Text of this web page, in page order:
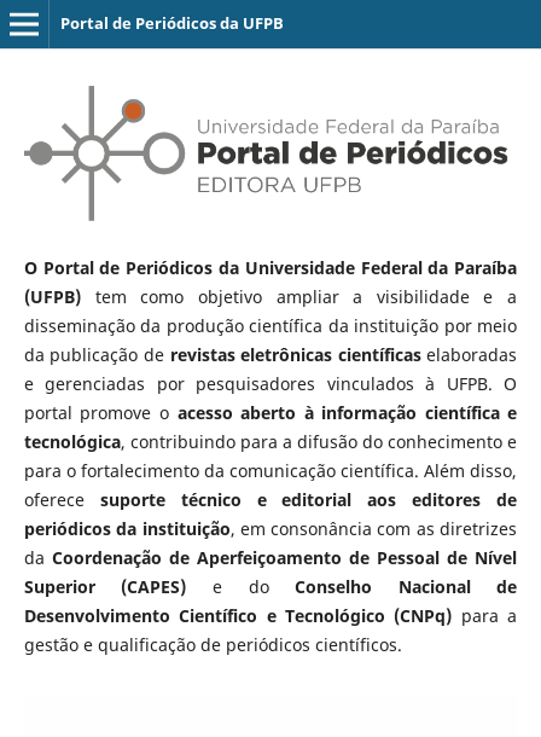
Portal de Periódicos da UFPB
O Portal de Periódicos da Universidade Federal da Paraíba
(UFPB)tem como objetivo ampliar a visibilidade e a
disseminação da produção científica da instituição por meio
da publicação de revistas eletrônicas científicaselaboradas
e gerenciadas por pesquisadores vinculados à UFPB. O
portal promove o acesso aberto à informação científica e
tecnológica, contribuindo para a difusão do conhecimento e
para o fortalecimento da comunicação científica. Além disso,
oferece suporte técnico e editorial aos editores de
periódicos da instituição, em consonância com as diretrizes
da Coordenação de Aperfeiçoamento de Pessoal de Nível
Superior (CAPES) e doConselho Nacional de
Desenvolvimento Científico e Tecnológico (CNPq) para a
gestão e qualificação de periódicos científicos.